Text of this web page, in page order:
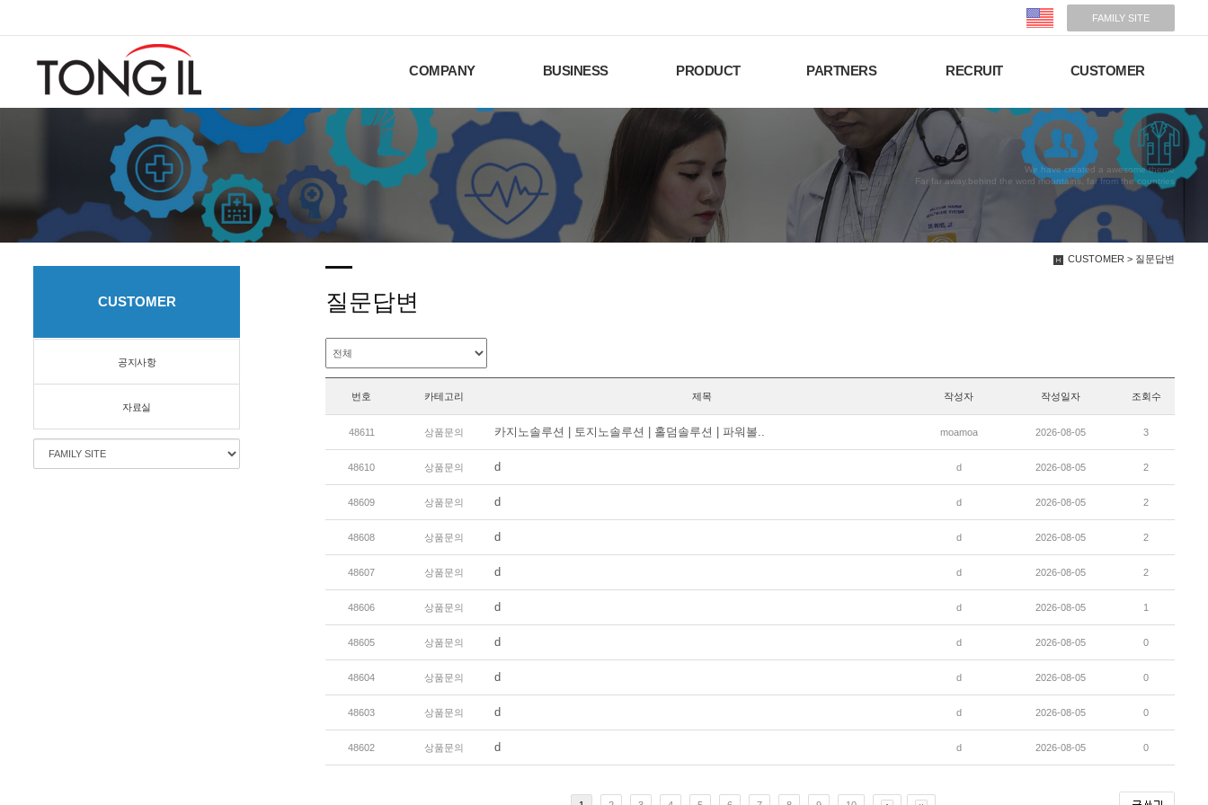
FAMILY SITE
COMPANY BUSINESS PRODUCT PARTNERS RECRUIT CUSTOMER
We have created a awesome theme
Far far away,behind the word mountains, far from the countries
CUSTOMER > 질문답변
CUSTOMER
공지사항
자료실
질문답변
번호 카테고리 제목 작성자 작성일자 조회수
48611 상품문의 카지노솔루션 | 토지노솔루션 | 홀덤솔루션 | 파워볼.. moamoa 2026-08-05 3
48610 상품문의 d d 2026-08-05 2
48609 상품문의 d d 2026-08-05 2
48608 상품문의 d d 2026-08-05 2
48607 상품문의 d d 2026-08-05 2
48606 상품문의 d d 2026-08-05 1
48605 상품문의 d d 2026-08-05 0
48604 상품문의 d d 2026-08-05 0
48603 상품문의 d d 2026-08-05 0
48602 상품문의 d d 2026-08-05 0